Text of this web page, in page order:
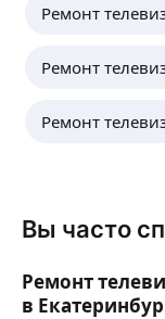
Ремонт
Ремонт
Ремонт
Вы часто
Ремонт
в